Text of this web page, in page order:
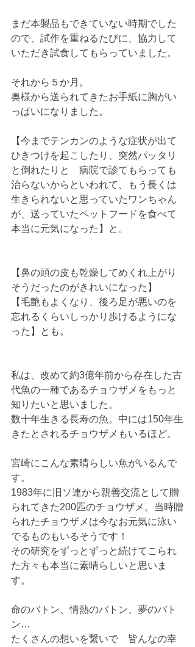
まだ本製品もできていない時期でした
ので、試作を重ねるたびに、協力して
いただき試食してもらっていました。
それから５か月。
奥様から送られてきたお手紙に胸がい
っぱいになりました。
【今までテンカンのような症状が出て
ひきつけを起こしたり、突然パッタリ
と倒れたりと　病院で診てもらっても
治らないからといわれて、もう長くは
生きられないと思っていたワンちゃん
が、送っていたペットフードを食べて
本当に元気になった】と。
【鼻の頭の皮も乾燥してめくれ上がり
そうだったのがきれいになった】
【毛艶もよくなり、後ろ足が悪いのを
忘れるくらいしっかり歩けるようにな
った】とも。
私は、改めて約3億年前から存在した古
代魚の一種であるチョウザメをもっと
知りたいと思いました。
数十年生きる長寿の魚。中には150年生
きたとされるチョウザメもいるほど。
宮崎にこんな素晴らしい魚がいるんで
す。
1983年に旧ソ連から親善交流として贈
られてきた200匹のチョウザメ。当時贈
られたチョウザメは今なお元気に泳い
でるものもいるそうです！
その研究をずっとずっと続けてこられ
た方々も本当に素晴らしいと思いま
す。
命のバトン、情熱のバトン、夢のバト
ン…
たくさんの想いを繋いで　皆んなの幸